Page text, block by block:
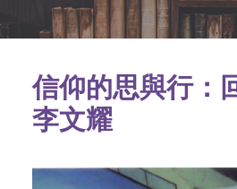
信仰的思與行：
李文耀